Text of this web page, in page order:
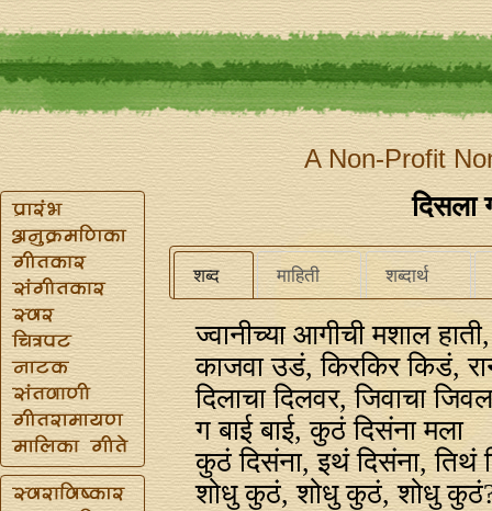
A Non-Profit
दिसला
शब्द माहिती शब्दार्थ
ज्वानीच्या आगीची मशाल
काजवा उडं, किरकिर किडं,
दिलाचा दिलवर, जिवाचा
ग बाई बाई, कुठं दिसंना मला
कुठं दिसंना, इथं दिसंना, तिथं
शोधु कुठं, शोधु कुठं, शोधु